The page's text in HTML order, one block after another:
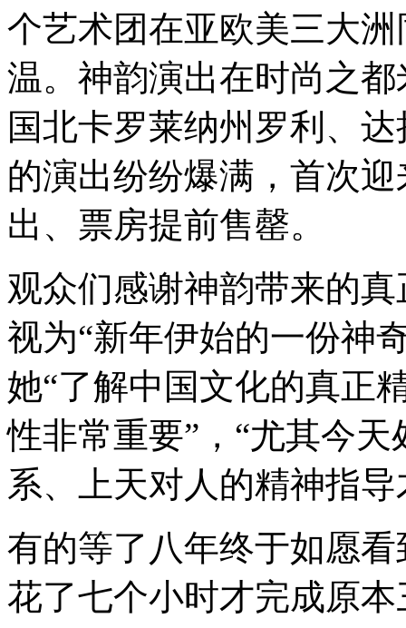
个艺术团在亚欧美三大
温。神韵演出在时尚之
国北卡罗莱纳州罗利、
的演出纷纷爆满，首次
出、票房提前售罄。
观众们感谢神韵带来的
视为“新年伊始的一份神
她“了解中国文化的真正
性非常重要”，“尤其今
系、上天对人的精神指
有的等了八年终于如愿
花了七个小时才完成原